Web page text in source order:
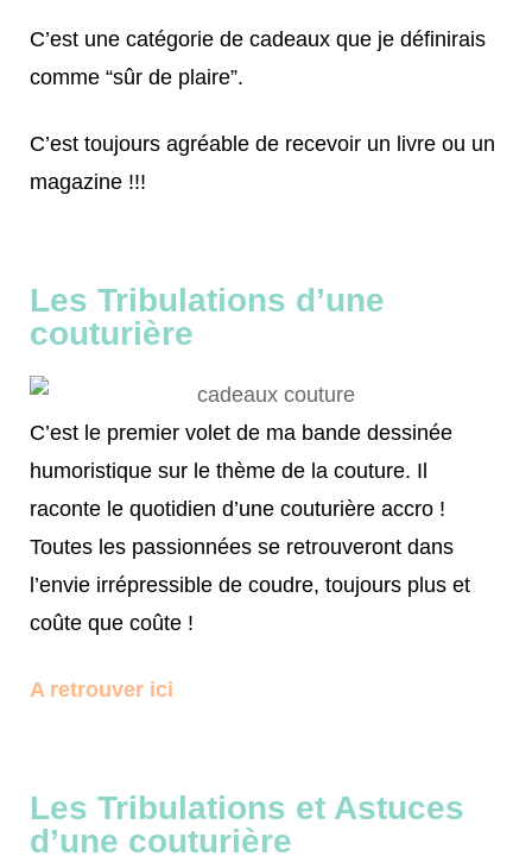
C’est une catégorie de cadeaux que je définirais
comme “sûr de plaire”.
C’est toujours agréable de recevoir un livre ou un
magazine !!!
Les Tribulations d’une
couturière
C’est le premier volet de ma bande dessinée
humoristique sur le thème de la couture. Il
raconte le quotidien d’une couturière accro !
Toutes les passionnées se retrouveront dans
l’envie irrépressible de coudre, toujours plus et
coûte que coûte !
A retrouver ici
Les Tribulations et Astuces
d’une couturière